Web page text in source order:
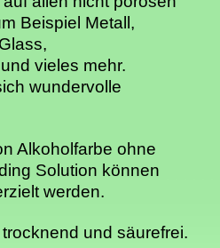
Beispiel Metall,
vieles mehr.
wundervolle
Alkoholfarbe ohne
Solution können
werden.
und säurefrei.